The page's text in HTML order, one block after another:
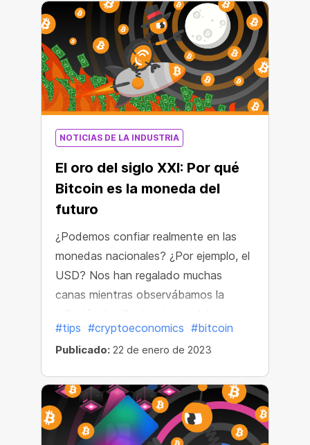
NOTICIAS DE LA INDUSTRIA
El oro del siglo XXI: Por qué
Bitcoin es la moneda del
futuro
¿Podemos confiar realmente en las
monedas nacionales? ¿Por ejemplo, el
USD? Nos han regalado muchas
canas mientras observábamos la
inflación, las fluctuaciones del
mercado y las tendencias económicas
mundiales en los últimos años. La tasa
en 2022 superó el máximo histórico de
los últimos 40 años y alcanzó el 7,9 %.
#tips #cryptoeconomics #bitcoin
Publicado: 22 de enero de 2023